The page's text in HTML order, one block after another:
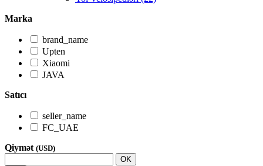
Marka
brand_name
Upten
Xiaomi
JAVA
Satıcı
seller_name
FC_UAE
Qiymət (USD)
OK